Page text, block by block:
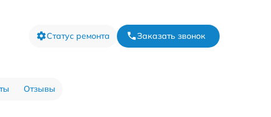
Статус ремонта Заказать звонок
Отзывы